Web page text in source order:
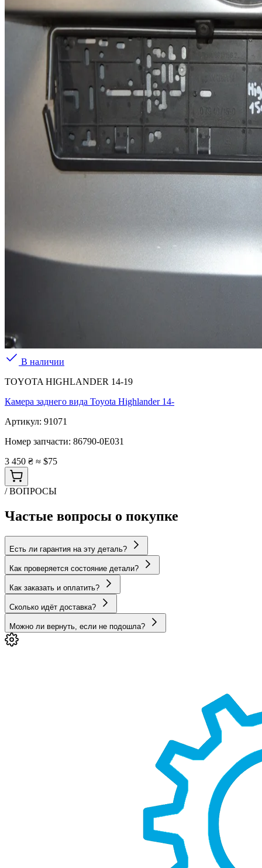
В наличии
TOYOTA HIGHLANDER 14-19
Камера заднего вида Toyota Highlander 14-
Артикул: 91071
Номер запчасти: 86790-0E031
3 450 ₴ ≈ $75
/ ВОПРОСЫ
Частые вопросы о покупке
Есть ли гарантия на эту деталь?
Как проверяется состояние детали?
Как заказать и оплатить?
Сколько идёт доставка?
Можно ли вернуть, если не подошла?